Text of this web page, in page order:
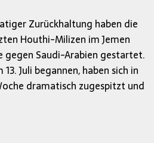
Zurückhaltung haben die
Houthi-Milizen im Jemen
gegen Saudi-Arabien gestartet.
Juli begannen, haben sich in
dramatisch zugespitzt und